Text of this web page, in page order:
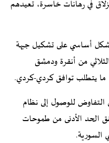
في رهانات خاسرة، تعيدهم
أساسي على تشكيل جبهة
من أنقرة ودمشق
ما يتطلب توافق كردي-كردي.
للوصول إلى نظام
الحد الأدنى من طموحات
السورية.